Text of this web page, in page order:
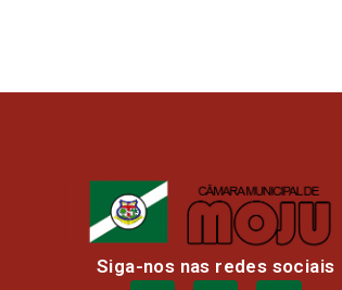
Siga-nos nas redes sociais